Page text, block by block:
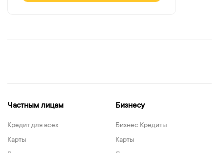
Частным лицам
Кредит для всех
Карты
Бизнесу
Бизнес Кредиты
Карты